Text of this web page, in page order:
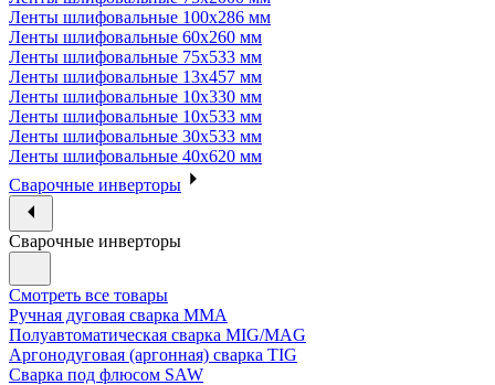
Ленты шлифовальные 100х286 мм
Ленты шлифовальные 60х260 мм
Ленты шлифовальные 75х533 мм
Ленты шлифовальные 13х457 мм
Ленты шлифовальные 10х330 мм
Ленты шлифовальные 10х533 мм
Ленты шлифовальные 30х533 мм
Ленты шлифовальные 40х620 мм
Сварочные инверторы
Сварочные инверторы
Смотреть все товары
Ручная дуговая сварка MMA
Полуавтоматическая сварка MIG/MAG
Аргонодуговая (аргонная) сварка TIG
Сварка под флюсом SAW